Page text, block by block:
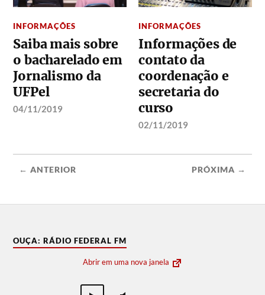
INFORMAÇÕES
Saiba mais sobre
o bacharelado em
Jornalismo da
UFPel
04/11/2019
INFORMAÇÕES
Informações de
contato da
coordenação e
secretaria do
curso
02/11/2019
← ANTERIOR PRÓXIMA →
OUÇA: RÁDIO FEDERAL FM
Abrir em uma nova janela